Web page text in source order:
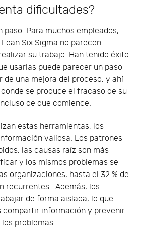
dificultades?
paso. Para muchos empleados,
Six Sigma no parecen
su trabajo. Han tenido éxito
usarlas puede parecer un paso
de una mejora del proceso, y ahí
se produce el fracaso de su
de que comience.
estas herramientas, los
valiosa. Los patrones
las causas raíz son más
y los mismos problemas se
organizaciones, hasta el 32 % de
recurrentes . Además, los
de forma aislada, lo que
compartir información y prevenir
problemas.